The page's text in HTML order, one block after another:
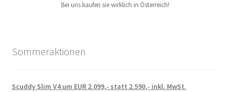
Bei uns kaufen sie wirklich in Österreich!
Sommeraktionen
Scuddy Slim V4 um EUR 2.099,- statt 2.590,- inkl. MwSt.